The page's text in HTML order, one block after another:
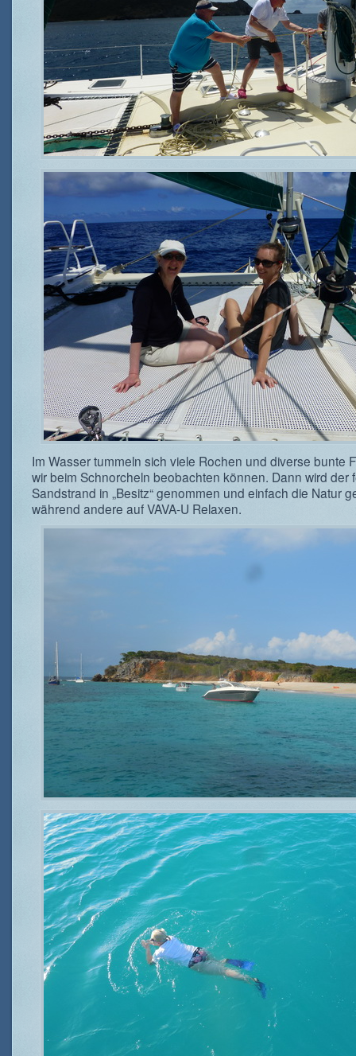
Im Wasser tummeln sich viele Rochen und diverse bunte
wir beim Schnorcheln beobachten können. Dann wird der
Sandstrand in „Besitz“ genommen und einfach die Natur
während andere auf VAVA-U Relaxen.